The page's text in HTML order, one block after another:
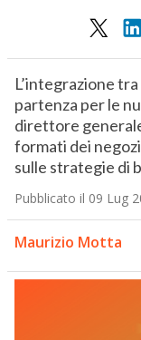
L’integrazione
partenza per le
direttore
formati dei
sulle strategie di
Pubblicato il 09 Lug
Maurizio Motta